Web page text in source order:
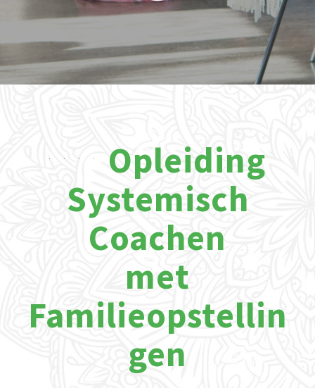
Opleiding
Systemisch
Coachen
met
Familieopstellin
gen